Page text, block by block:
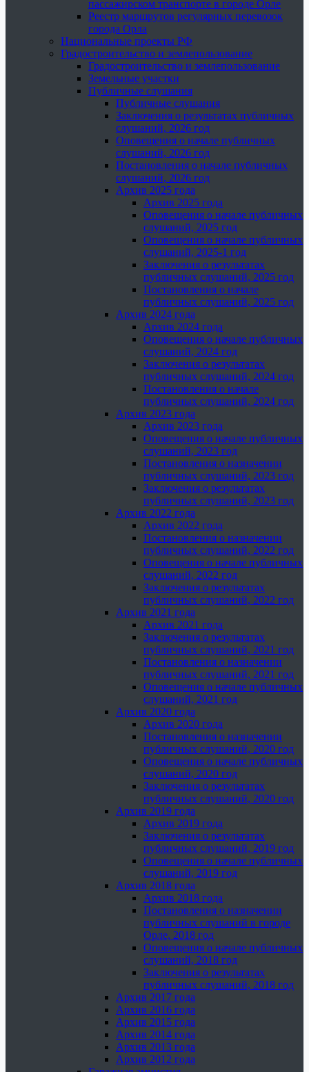
пассажирском транспорте в городе Орле
Реестр маршрутов регулярных перевозок
города Орла
Национальные проекты РФ
Градостроительство и землепользование
Градостроительство и землепользование
Земельные участки
Публичные слушания
Публичные слушания
Заключения о результатах публичных
слушаний, 2026 год
Оповещения о начале публичных
слушаний, 2026 год
Постановления о начале публичных
слушаний, 2026 год
Архив 2025 года
Архив 2025 года
Оповещения о начале публичных
слушаний, 2025 год
Оповещения о начале публичных
слушаний, 2025-1 год
Заключения о результатах
публичных слушаний, 2025 год
Постановления о начале
публичных слушаний, 2025 год
Архив 2024 года
Архив 2024 года
Оповещения о начале публичных
слушаний, 2024 год
Заключения о результатах
публичных слушаний, 2024 год
Постановления о начале
публичных слушаний, 2024 год
Архив 2023 года
Архив 2023 года
Оповещения о начале публичных
слушаний, 2023 год
Постановления о назначении
публичных слушаний, 2023 год
Заключения о результатах
публичных слушаний, 2023 год
Архив 2022 года
Архив 2022 года
Постановления о назначении
публичных слушаний, 2022 год
Оповещения о начале публичных
слушаний, 2022 год
Заключения о результатах
публичных слушаний, 2022 год
Архив 2021 года
Архив 2021 года
Заключения о результатах
публичных слушаний, 2021 год
Постановления о назначении
публичных слушаний, 2021 год
Оповещения о начале публичных
слушаний, 2021 год
Архив 2020 года
Архив 2020 года
Постановления о назначении
публичных слушаний, 2020 год
Оповещения о начале публичных
слушаний, 2020 год
Заключения о результатах
публичных слушаний, 2020 год
Архив 2019 года
Архив 2019 года
Заключения о результатах
публичных слушаний, 2019 год
Оповещения о начале публичных
слушаний, 2019 год
Архив 2018 года
Архив 2018 года
Постановления о назначении
публичных слушаний в городе
Орле, 2018 год
Оповещения о начале публичных
слушаний, 2018 год
Заключения о результатах
публичных слушаний, 2018 год
Архив 2017 года
Архив 2016 года
Архив 2015 года
Архив 2014 года
Архив 2013 года
Архив 2012 года